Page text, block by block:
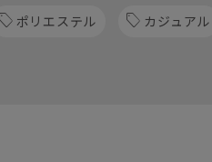
ポリエステル カジュアル